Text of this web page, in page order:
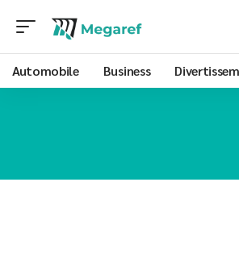
Automobile Business